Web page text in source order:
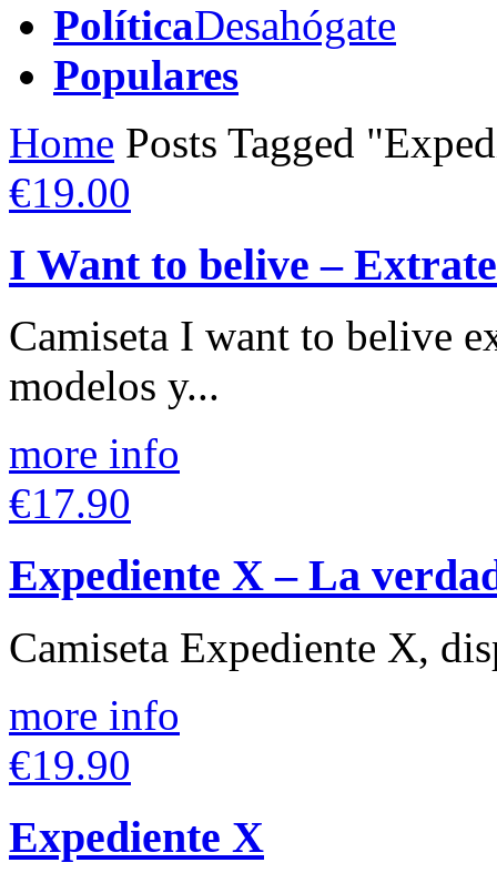
PolíticaDesahógate
Populares
Home Posts Tagged
€19.00
I Want to belive –
Camiseta I want to belive
modelos y...
more info
€17.90
Expediente X – La
Camiseta Expediente X,
more info
€19.90
Expediente X